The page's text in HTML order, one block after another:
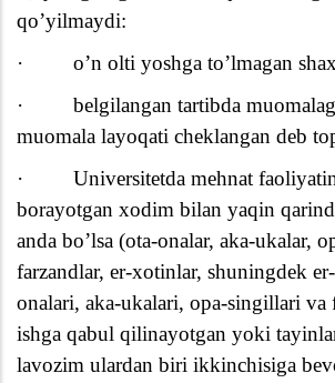
qo’yilmaydi:
·
o’n olti yoshga to’lmagan
·
belgilangan tartibda
muomala layoqati cheklangan deb
·
Universitetda mehnat
borayotgan xodim bilan yaqin
anda bo’lsa (ota-onalar, aka-ukalar,
farzandlar, er-xotinlar, shuningdek
onalari, aka-ukalari, opa-singillari va
ishga qabul qilinayotgan yoki
lavozim ulardan biri ikkinchisiga